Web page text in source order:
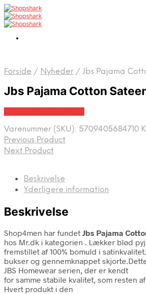
Forside / Nyheder / Jbs Pajama
Jbs Pajama Cotton
Varenummer (SKU): 5709405684710
Previous Product
Next Product
Beskrivelse
Yderligere information
Beskrivelse
Shop4men har fundet Jbs Pajama
hos Mr.dk i kategorien . Lækker blød
fremstillet af 100% bomuld i
bukser og gennemknappet
JBS Homewear serien, der er kendt
for samme stabile kvalitet, som resten
Hvert produkt i den